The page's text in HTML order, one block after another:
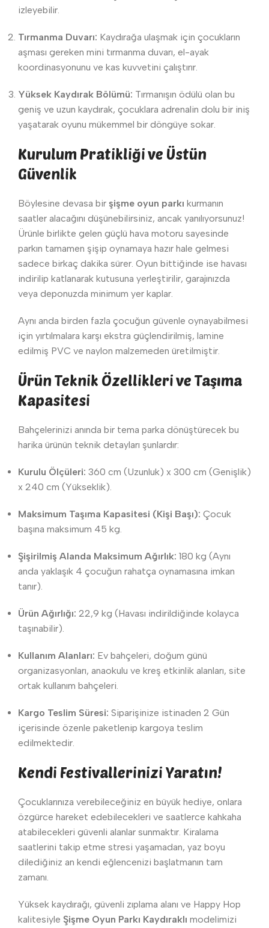
izleyebilir.
Tırmanma Duvarı: Kaydırağa ulaşmak için çocukların
aşması gereken mini tırmanma duvarı, el-ayak
koordinasyonunu ve kas kuvvetini çalıştırır.
Yüksek Kaydırak Bölümü: Tırmanışın ödülü olan bu
geniş ve uzun kaydırak, çocuklara adrenalin dolu bir iniş
yaşatarak oyunu mükemmel bir döngüye sokar.
Kurulum Pratikliği ve Üstün
Güvenlik
Böylesine devasa bir şişme oyun parkı kurmanın
saatler alacağını düşünebilirsiniz, ancak yanılıyorsunuz!
Ürünle birlikte gelen güçlü hava motoru sayesinde
parkın tamamen şişip oynamaya hazır hale gelmesi
sadece birkaç dakika sürer. Oyun bittiğinde ise havası
indirilip katlanarak kutusuna yerleştirilir, garajınızda
veya deponuzda minimum yer kaplar.
Aynı anda birden fazla çocuğun güvenle oynayabilmesi
için yırtılmalara karşı ekstra güçlendirilmiş, lamine
edilmiş PVC ve naylon malzemeden üretilmiştir.
Ürün Teknik Özellikleri ve Taşıma
Kapasitesi
Bahçelerinizi anında bir tema parka dönüştürecek bu
harika ürünün teknik detayları şunlardır:
Kurulu Ölçüleri: 360 cm (Uzunluk) x 300 cm (Genişlik)
x 240 cm (Yükseklik).
Maksimum Taşıma Kapasitesi (Kişi Başı): Çocuk
başına maksimum 45 kg.
Şişirilmiş Alanda Maksimum Ağırlık: 180 kg (Aynı
anda yaklaşık 4 çocuğun rahatça oynamasına imkan
tanır).
Ürün Ağırlığı: 22,9 kg (Havası indirildiğinde kolayca
taşınabilir).
Kullanım Alanları: Ev bahçeleri, doğum günü
organizasyonları, anaokulu ve kreş etkinlik alanları, site
ortak kullanım bahçeleri.
Kargo Teslim Süresi: Siparişinize istinaden 2 Gün
içerisinde özenle paketlenip kargoya teslim
edilmektedir.
Kendi Festivallerinizi Yaratın!
Çocuklarınıza verebileceğiniz en büyük hediye, onlara
özgürce hareket edebilecekleri ve saatlerce kahkaha
atabilecekleri güvenli alanlar sunmaktır. Kiralama
saatlerini takip etme stresi yaşamadan, yaz boyu
dilediğiniz an kendi eğlencenizi başlatmanın tam
zamanı.
Yüksek kaydırağı, güvenli zıplama alanı ve Happy Hop
kalitesiyle Şişme Oyun Parkı Kaydıraklı modelimizi